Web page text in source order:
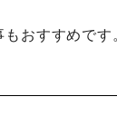
おすすめです